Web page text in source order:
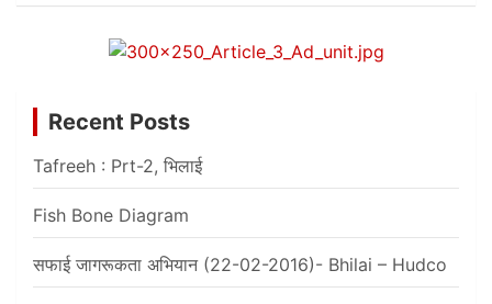
Recent Posts
Tafreeh : Prt-2, भिलाई
Fish Bone Diagram
सफाई जागरूकता अभियान (22-02-2016)- Bhilai – Hudco